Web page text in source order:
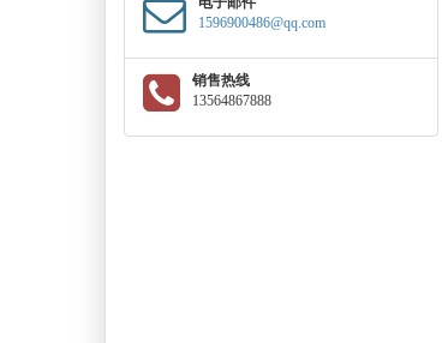
1596900486@qq.com
销售热线
13564867888